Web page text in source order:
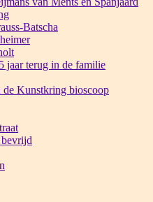
Batscha
jaar terug in de familie
de Kunstkring bioscoop